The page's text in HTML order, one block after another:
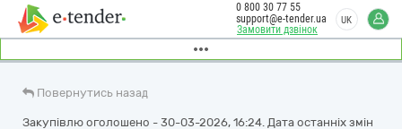
Замовити дзвінок
0 800 30 77 55
support@e-tender.ua
UK
Повернутись назад
Закупівлю оголошено - 30-03-2026, 16:24. Дата останніх змін